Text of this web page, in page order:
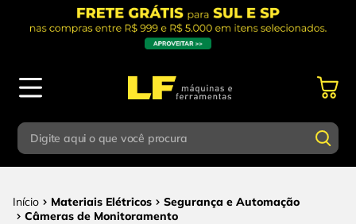
Digite aqui o que você procura
Materiais Elétricos
Segurança e Automação
Câmeras de Monitoramento
1 parafusadeira